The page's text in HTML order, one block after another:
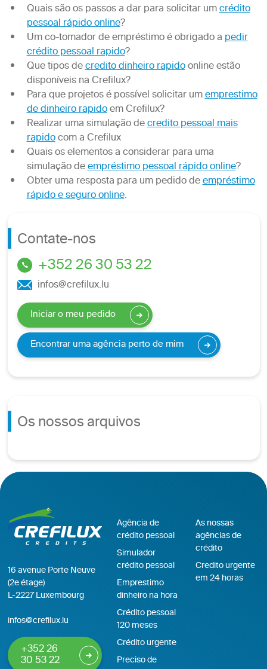
Quais são os passos a dar para solicitar umcrédito
pessoal rápido online?
Um co-tomador de empréstimo é obrigado a pedir
crédito pessoal rapido?
Que tipos decredito dinheiro rapidoonline estão
disponíveis na Crefilux?
Para que projetos é possível solicitar umemprestimo
de dinheiro rapidoem Crefilux?
Realizar uma simulação decredito pessoal mais
rapidocom a Crefilux
Quais os elementos a considerar para uma
simulação deempréstimo pessoal rápido online?
Obter uma resposta para um pedido deempréstimo
rápido e seguro online.
Contate-nos
+352 26 30 53 22
infos@crefilux.lu
Iniciar o meu pedido
Encontrar uma agência perto de mim
Os nossos arquivos
16 avenue Porte Neuve
(2e étage)
L-2227 Luxembourg
infos@crefilux.lu
+352 26
30 53 22
Agência de
crédito pessoal
Simulador
crédito pessoal
Emprestimo
dinheiro na hora
Crédito pessoal
120 meses
Crédito urgente
Preciso de
As nossas
agências de
crédito
Credito urgente
em 24 horas